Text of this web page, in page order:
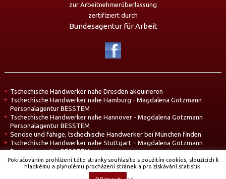
zur Arbeitnehmerüberlassung
zertifiziert durch
Bundesagentur für Arbeit
Tschechische Handwerker nahe Dresden akquirieren
Tschechische Handwerker nahe Hamburg - Magdalena Gotzmann
Personalagentur BESSTEM
Tschechische Handwerker nahe Hannover - Magdalena Gotzmann
Personalagentur BESSTEM
Seriöse und fähige, tschechische Handwerker bei München finden
Tschechische Handwerker nahe Stuttgart – Magdalena Gotzmann
Personalagentur BESSTEM
Copyright © 2026. All Rights Reserved.
Pokračováním prohlížení této stránky souhlasíte s použitím cookies, sloužících k
hladkému a plynulému procházení stránek a pro získávání statistik.